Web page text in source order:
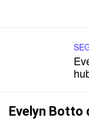
Evelyn Botto